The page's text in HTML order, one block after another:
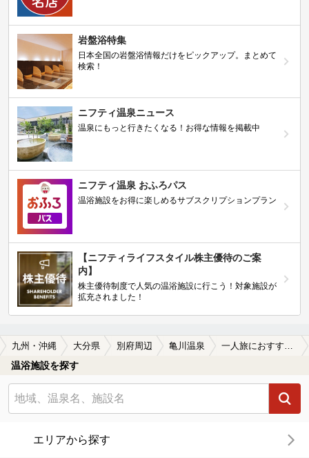
岩盤浴特集
日本全国の岩盤浴情報だけをピックアップ。まとめて
検索！
ニフティ温泉ニュース
温泉にもっと行きたくなる！お得な情報を掲載中
ニフティ温泉 おふろパス
温浴施設をお得に楽しめるサブスクリプションプラン
【ニフティライフスタイル株主優待のご案
内】
株主優待制度で人気の温浴施設に行こう！対象施設が
拡充されました！
九州・沖縄 大分県 別府周辺 亀川温泉 一人旅におすすめの亀川温泉の温泉、日帰り温泉、スーパー銭湯おすすめ
温浴施設を探す
エリアから探す